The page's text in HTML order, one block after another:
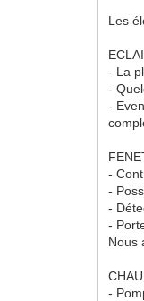
Les
- La
-
-
-
-
-
-
Nous
-